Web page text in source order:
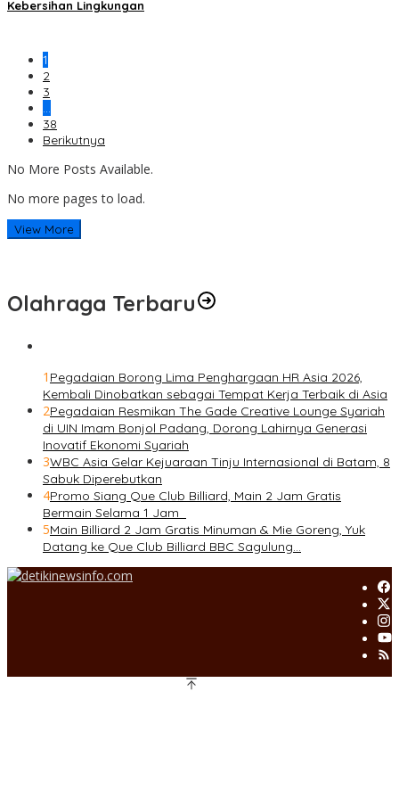
Kebersihan Lingkungan
1
2
3
…
38
Berikutnya
No More Posts Available.
No more pages to load.
View More
Olahraga Terbaru
1 Pegadaian Borong Lima Penghargaan HR Asia 2026,
Kembali Dinobatkan sebagai Tempat Kerja Terbaik di Asia
2Pegadaian Resmikan The Gade Creative Lounge Syariah
di UIN Imam Bonjol Padang, Dorong Lahirnya Generasi
Inovatif Ekonomi Syariah
3WBC Asia Gelar Kejuaraan Tinju Internasional di Batam, 8
Sabuk Diperebutkan
4Promo Siang Que Club Billiard, Main 2 Jam Gratis
Bermain Selama 1 Jam
5Main Billiard 2 Jam Gratis Minuman & Mie Goreng, Yuk
Datang ke Que Club Billiard BBC Sagulung…